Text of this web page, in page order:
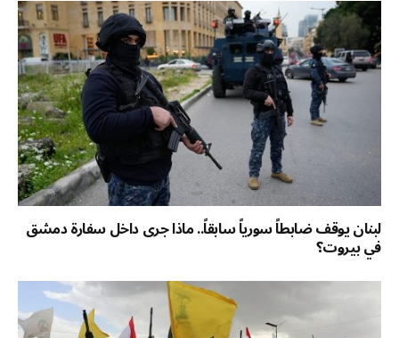
لبنان يوقف ضابطاً سورياً سابقاً.. ماذا جرى داخل سفارة دمشق
في بيروت؟